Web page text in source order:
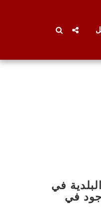
في
في